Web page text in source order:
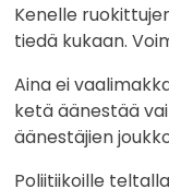
Kenelle
tiedä kukaan.
Aina ei
ketä äänestää
äänestäjien
Poliitiikoille